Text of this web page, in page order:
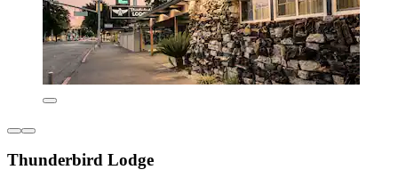
Thunderbird Lodge